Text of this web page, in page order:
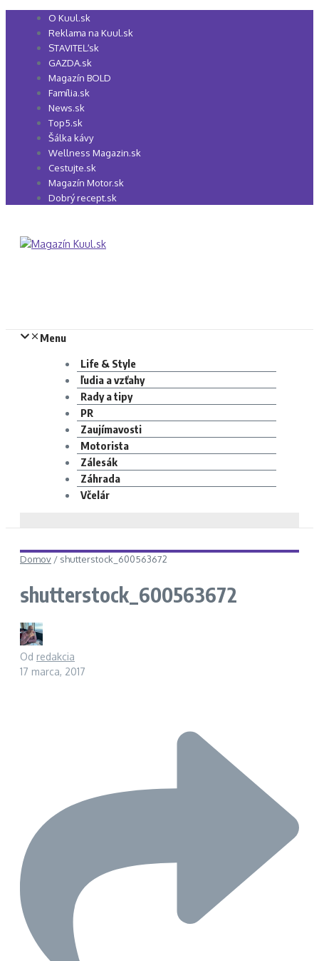
Preskočiť
O Kuul.sk
Reklama na Kuul.sk
STAVITEĽ.sk
GAZDA.sk
Magazín BOLD
Família.sk
News.sk
Top5.sk
Šálka kávy
Wellness Magazin.sk
Cestujte.sk
Magazín Motor.sk
Dobrý recept.sk
Menu
Life & Style
ľudia a vzťahy
Rady a tipy
PR
Zaujímavosti
Motorista
Zálesák
Záhrada
Včelár
Domov / shutterstock_600563672
shutterstock_600563672
Od redakcia
17 marca, 2017